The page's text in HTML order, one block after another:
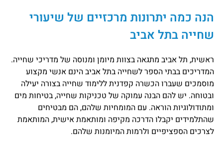
הנה כמה יתרונות מרכזיים של שיעורי
שחייה בתל אביב
ראשית, תל אביב מתגאה בצוות מיומן ומנוסה של מדריכי שחייה.
המדריכים בבתי הספר לשחייה בתל אביב הינם אנשי מקצוע
מוסמכים שעברו הכשרה קפדנית ללימוד שחייה בצורה יעילה
ובטוחה. יש להם הבנה עמוקה של טכניקות שחייה, בטיחות מים
ומתודולוגיות הוראה. עם המומחיות שלהם, הם מבטיחים
שהתלמידים יקבלו הדרכה מקיפה ומותאמת אישית, המותאמת
לצרכים הספציפיים ולרמות המיומנות שלהם.